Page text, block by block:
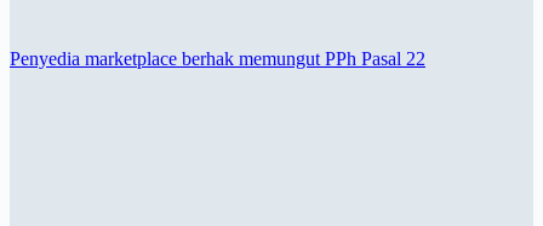
Penyedia marketplace berhak memungut PPh Pasal 22